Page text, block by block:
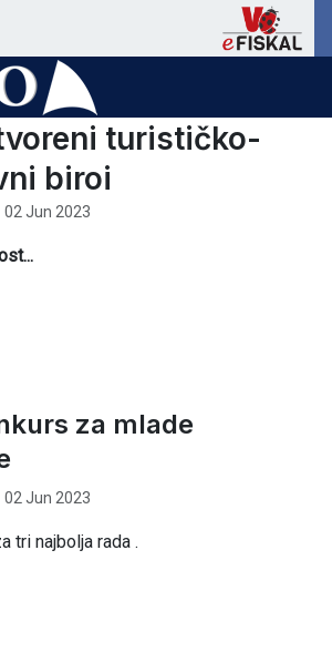
turističko-
biroi
02 Jun 2023
za mlade
02 Jun 2023
tri najbolja rada .